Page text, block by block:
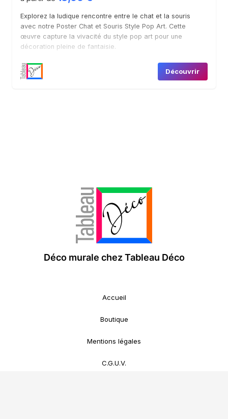
Explorez la ludique rencontre entre le chat et la souris
avec notre Poster Chat et Souris Style Pop Art. Cette
œuvre capture la vivacité du style pop art pour une
décoration pleine de fantaisie.
Découvrir
Déco murale chez Tableau Déco
Accueil
Boutique
Mentions légales
C.G.U.V.